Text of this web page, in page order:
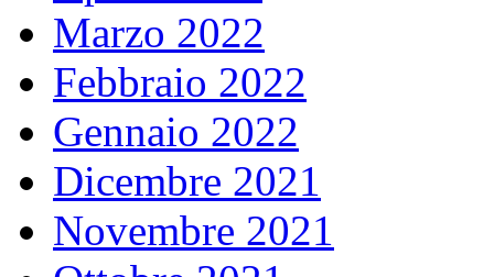
Marzo 2022
Febbraio 2022
Gennaio 2022
Dicembre 2021
Novembre 2021